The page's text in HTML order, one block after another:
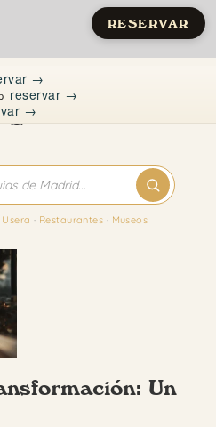
RESERVAR
→
reservar →
→
Justine
Usera · Restaurantes · Museos
Un